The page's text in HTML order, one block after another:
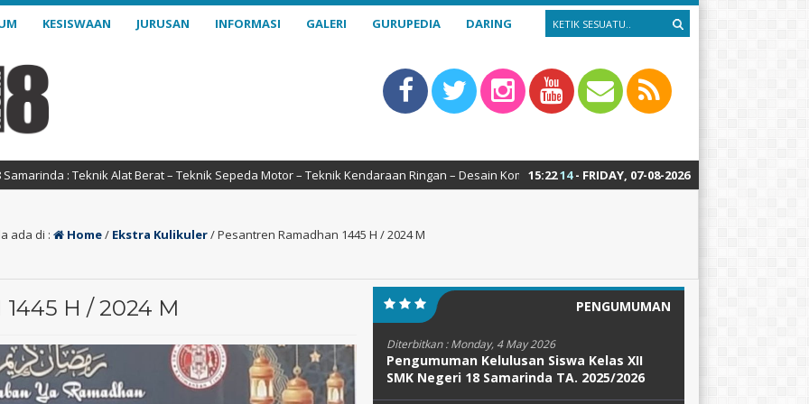
KESISWAAN JURUSAN INFORMASI GALERI GURUPEDIA DARING
15:2215- FRIDAY, 07-08-2026
Alat Berat – Teknik Sepeda Motor – Teknik Kendaraan Ringan – Desain Komunikasi Visual – Usaha Layanan Wisata – Manajemen Perkantoran
ada di : Home/ Ekstra Kulikuler/Pesantren Ramadhan 1445 H / 2024 M
H / 2024 M PENGUMUMAN
Diterbitkan :Monday, 4 May 2026
Pengumuman Kelulusan Siswa Kelas XII
SMK Negeri 18 Samarinda TA. 2025/2026